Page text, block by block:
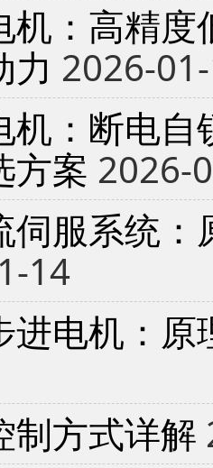
机：高精
力 2026-
机：断电
方案 2026-
伺服系统
14
进电机：
制方式详解